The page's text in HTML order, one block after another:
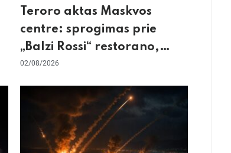
Teroro aktas Maskvos
centre: sprogimas prie
„Balzi Rossi“ restorano,
mirtininkės apgulė ir tikrieji
02/08/2026